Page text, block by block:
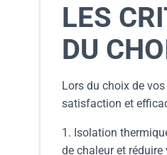
LES
DU
Lors du choix de
satisfaction et
1. Isolation
de chaleur et